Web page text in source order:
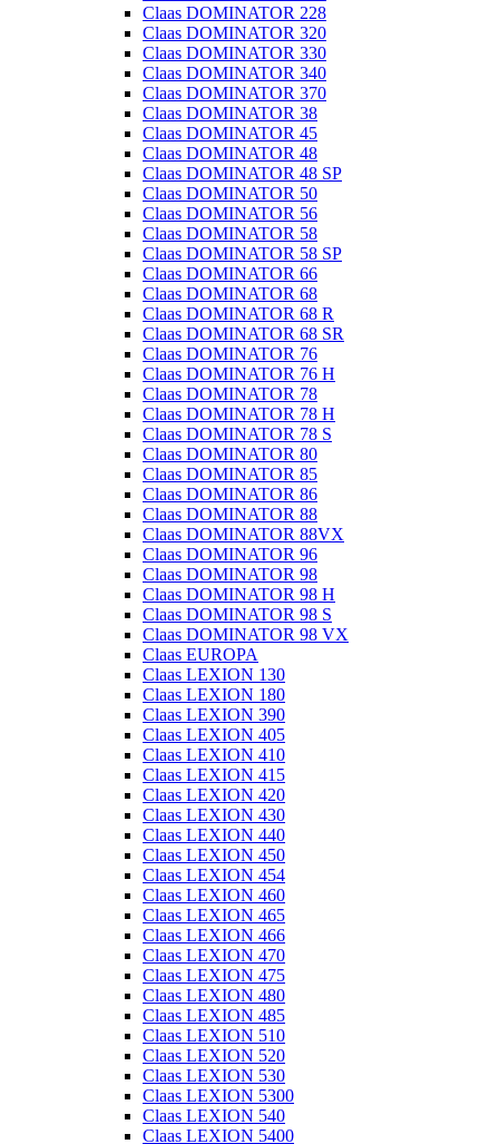
Claas DOMINATOR 228
Claas DOMINATOR 320
Claas DOMINATOR 330
Claas DOMINATOR 340
Claas DOMINATOR 370
Claas DOMINATOR 38
Claas DOMINATOR 45
Claas DOMINATOR 48
Claas DOMINATOR 48 SP
Claas DOMINATOR 50
Claas DOMINATOR 56
Claas DOMINATOR 58
Claas DOMINATOR 58 SP
Claas DOMINATOR 66
Claas DOMINATOR 68
Claas DOMINATOR 68 R
Claas DOMINATOR 68 SR
Claas DOMINATOR 76
Claas DOMINATOR 76 H
Claas DOMINATOR 78
Claas DOMINATOR 78 H
Claas DOMINATOR 78 S
Claas DOMINATOR 80
Claas DOMINATOR 85
Claas DOMINATOR 86
Claas DOMINATOR 88
Claas DOMINATOR 88VX
Claas DOMINATOR 96
Claas DOMINATOR 98
Claas DOMINATOR 98 H
Claas DOMINATOR 98 S
Claas DOMINATOR 98 VX
Claas EUROPA
Claas LEXION 130
Claas LEXION 180
Claas LEXION 390
Claas LEXION 405
Claas LEXION 410
Claas LEXION 415
Claas LEXION 420
Claas LEXION 430
Claas LEXION 440
Claas LEXION 450
Claas LEXION 454
Claas LEXION 460
Claas LEXION 465
Claas LEXION 466
Claas LEXION 470
Claas LEXION 475
Claas LEXION 480
Claas LEXION 485
Claas LEXION 510
Claas LEXION 520
Claas LEXION 530
Claas LEXION 5300
Claas LEXION 540
Claas LEXION 5400